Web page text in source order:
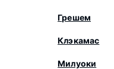
Грешем
Клэкамас
Милуоки